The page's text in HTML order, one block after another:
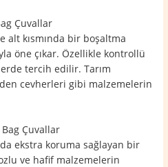
Çuvallar
alt kısmında bir boşaltma
öne çıkar. Özellikle kontrollü
tercih edilir. Tarım
cevherleri gibi malzemelerin
Çuvallar
ekstra koruma sağlayan bir
ve hafif malzemelerin